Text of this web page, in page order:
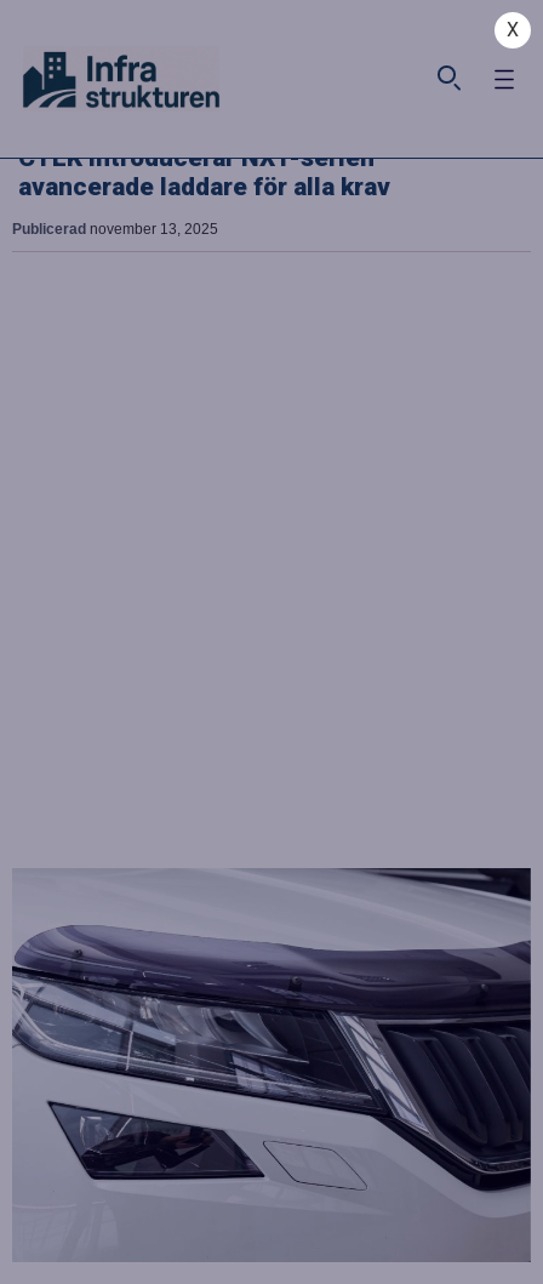
X
CTEK introducerar NXT-serien –
avancerade laddare för alla krav
Publicerad november 13, 2025